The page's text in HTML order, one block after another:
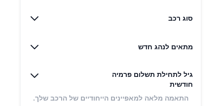
סוג רכב
מתאים לנהג חדש
גיל לתחילת תשלום פרמיה
חודשית
התאמה מלאה למאפיינים הייחודיים של הרכב שלך.